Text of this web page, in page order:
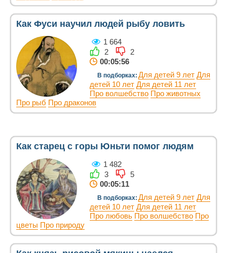
Как Фуси научил людей рыбу ловить
1 664
2
2
00:05:56
В подборках: Для детей 9 лет Для
детей 10 лет Для детей 11 лет
Про волшебство Про животных
Про рыб Про драконов
Как старец с горы Юньти помог людям
1 482
3
5
00:05:11
В подборках: Для детей 9 лет Для
детей 10 лет Для детей 11 лет
Про любовь Про волшебство Про
цветы Про природу